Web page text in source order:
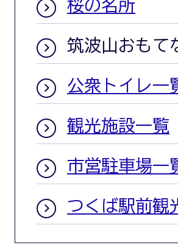
桜の名所
筑波山おもて
公衆トイレ一
観光施設一覧
市営駐車場一
つくば駅前観